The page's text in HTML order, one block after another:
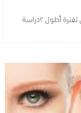
لفترة أطول ؟دراسة